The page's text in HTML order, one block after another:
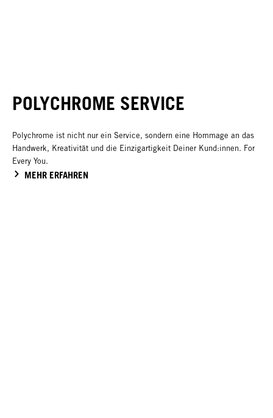
POLYCHROME SERVICE
Polychrome ist nicht nur ein Service, sondern eine Hommage an das
Handwerk, Kreativität und die Einzigartigkeit Deiner Kund:innen. For
Every You.
MEHR ERFAHREN